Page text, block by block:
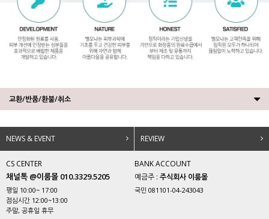
교환/반품/환불/취소
NEWS & EVENT REVIEW
CS CENTER
채널톡 @이룸몰 010.3329.5205
평일 10:00~ 17:00
점심시간 12:00~13:00
주말, 공휴일 휴무
BANK ACCOUNT
예금주 : 주식회사 이룸몰
국민 081101-04-243043